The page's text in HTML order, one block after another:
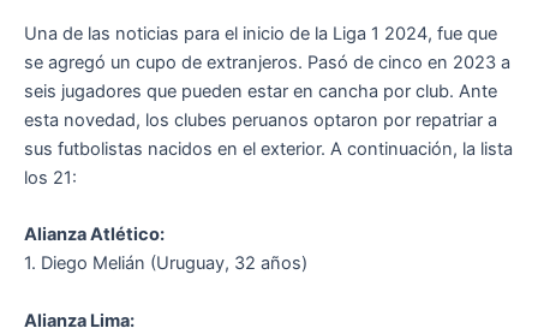
Una de las noticias para el inicio de la Liga 1 2024, fue que
se agregó un cupo de extranjeros. Pasó de cinco en 2023 a
seis jugadores que pueden estar en cancha por club. Ante
esta novedad, los clubes peruanos optaron por repatriar a
sus futbolistas nacidos en el exterior. A continuación, la lista
los 21:
Alianza Atlético:
1. Diego Melián (Uruguay, 32 años)
Alianza Lima: